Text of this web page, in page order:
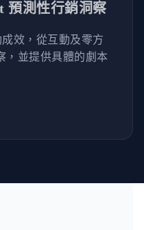
預測性行銷洞察
效，從互動及零方
，並提供具體的劇本